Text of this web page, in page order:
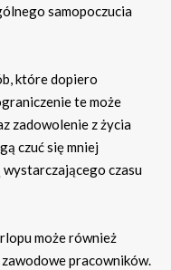
samopoczucia
które dopiero
te może
zadowolenie z życia
czuć się mniej
wystarczającego czasu
może również
pracowników.